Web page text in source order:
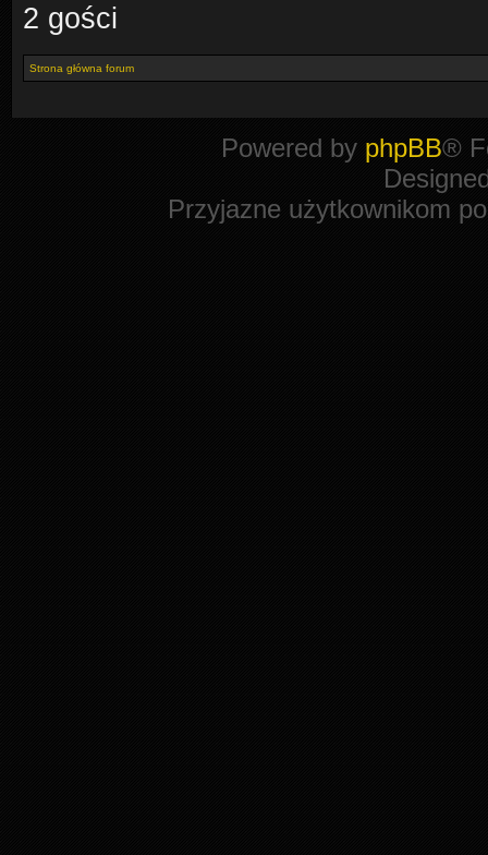
2 gości
Strona główna forum
Powered by phpBB®
Przyjazne użytkownikom